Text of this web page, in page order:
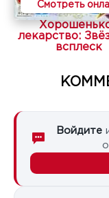
Смотреть
лекарство:
всплеск
Войдите